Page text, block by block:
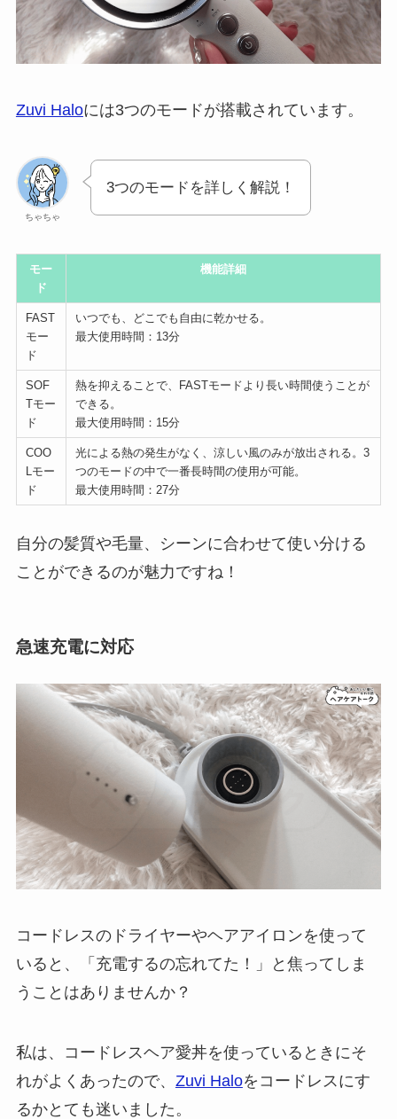
Zuvi Haloには3つのモードが搭載されています。
ちゃちゃ
3つのモードを詳しく解説！
モー
ド
機能詳細
FAST
モー
ド
いつでも、どこでも自由に乾かせる。
最大使用時間：13分
SOF
Tモー
ド
熱を抑えることで、FASTモードより長い時間使うことが
できる。
最大使用時間：15分
COO
Lモー
ド
光による熱の発生がなく、涼しい風のみが放出される。3
つのモードの中で一番長時間の使用が可能。
最大使用時間：27分
自分の髪質や毛量、シーンに合わせて使い分ける
ことができるのが魅力ですね！
急速充電に対応
コードレスのドライヤーやヘアアイロンを使って
いると、「充電するの忘れてた！」と焦ってしま
うことはありませんか？
私は、コードレスヘア愛丼を使っているときにそ
れがよくあったので、 Zuvi Haloをコードレスにす
るかとても迷いました。